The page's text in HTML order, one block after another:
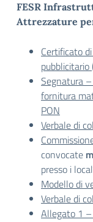
FESR
Attrezzature
Certificato
Segnatura
fornitura
PON
Verbale di
convocate
presso i
Modello di
Verbale di
Allegato 1 –